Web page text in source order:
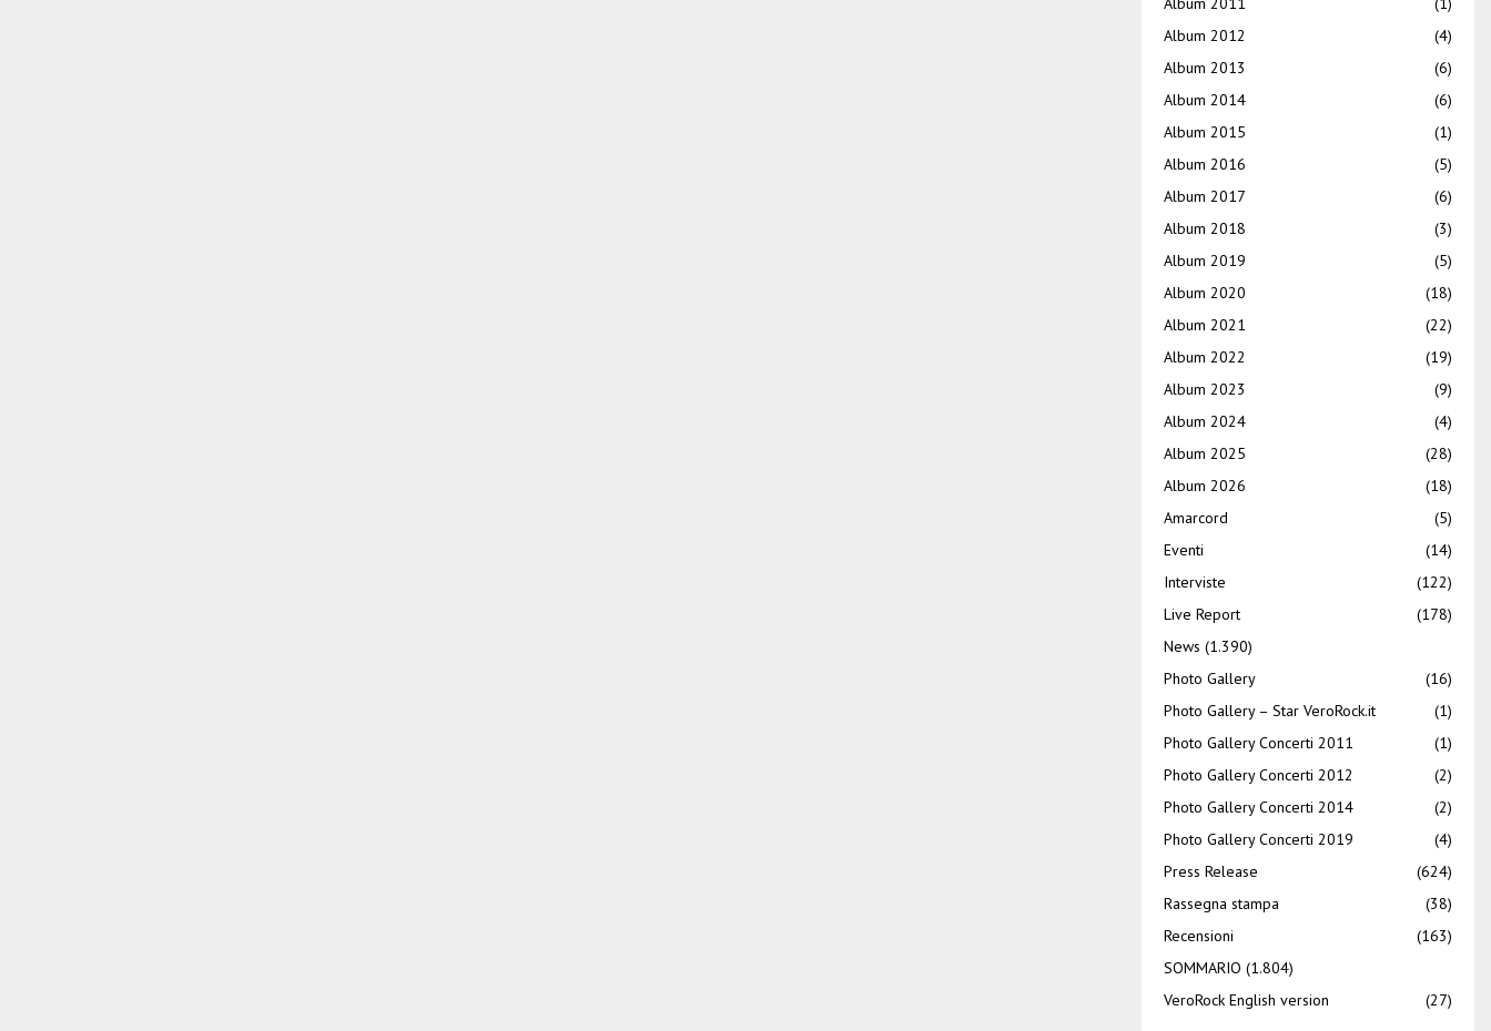
Album 2012
(4)
Album 2013
(6)
Album 2014
(6)
Album 2015
(1)
Album 2016
(5)
Album 2017
(6)
Album 2018
(3)
Album 2019
(5)
Album 2020
(18)
Album 2021
(22)
Album 2022
(19)
Album 2023
(9)
Album 2024
(4)
Album 2025
(28)
Album 2026
(18)
Amarcord
(5)
Eventi
(14)
Interviste
(122)
Live Report
(178)
News (1.390)
Photo Gallery
(16)
Photo Gallery – Star VeroRock.it
(1)
Photo Gallery Concerti 2011
(1)
Photo Gallery Concerti 2012
(2)
Photo Gallery Concerti 2014
(2)
Photo Gallery Concerti 2019
(4)
Press Release
(624)
Rassegna stampa
(38)
Recensioni
(163)
SOMMARIO (1.804)
VeroRock English version
(27)